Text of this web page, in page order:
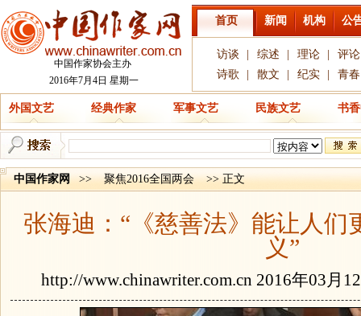
中国作家协会主办
2016年7月4日 星期一
首页 新闻 机构 公
访谈 综述 理论
评论
诗歌
散文 纪实 青春
外国文艺 经典作家 军事文艺 民族文艺 书
中国作家网 >> 聚焦2016全国两会 >> 正文
张海迪：“《慈善法》能让人们
义”
http://www.chinawriter.com.cn 2016年03月